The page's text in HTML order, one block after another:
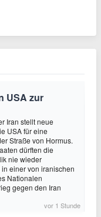
USA zur
Iran stellt neue
USA für eine
Straße von Hormus.
dürften die
nie wieder
einer von iranischen
Nationalen
gegen den Iran
vor 1 Stunde